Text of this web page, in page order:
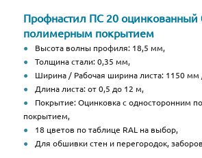
Профнастил ПС 20 оцинкованный
полимерным покрытием
Высота волны профиля: 18,5 мм,
Толщина стали: 0,35 мм,
Ширина / Рабочая ширина листа: 1150
Длина листа: от 0,5 до 12 м,
Покрытие: Оцинковка с односторонним
покрытием,
18 цветов по таблице RAL на выбор,
Для обшивки стен и перегородок, заборов